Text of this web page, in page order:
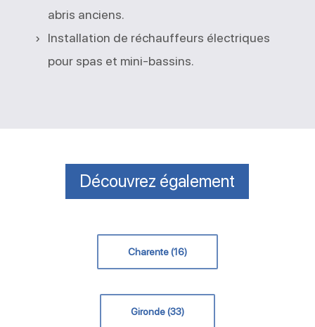
abris anciens.
Installation de réchauffeurs électriques
pour spas et mini-bassins.
Découvrez également
Charente (16)
Gironde (33)